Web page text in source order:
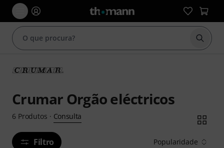
Iniciar
Crumar Orgão eléctricos
6 Produtos · Consulta
Filtro Popularidade